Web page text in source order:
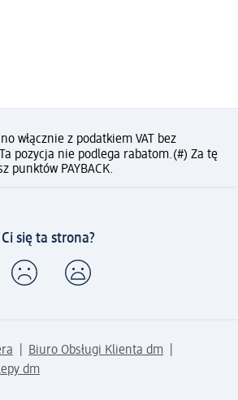
włącznie z podatkiem VAT bez
pozycja nie podlega rabatom.(#) Za tę
punktów PAYBACK.
się ta strona?
Biuro Obsługi Klienta dm
dm